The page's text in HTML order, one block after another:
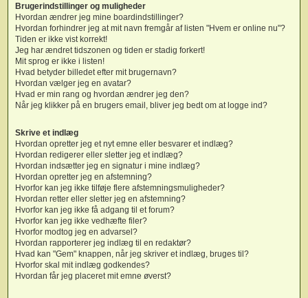
Brugerindstillinger og muligheder
Hvordan ændrer jeg mine boardindstillinger?
Hvordan forhindrer jeg at mit navn fremgår af listen "Hvem er online nu"?
Tiden er ikke vist korrekt!
Jeg har ændret tidszonen og tiden er stadig forkert!
Mit sprog er ikke i listen!
Hvad betyder billedet efter mit brugernavn?
Hvordan vælger jeg en avatar?
Hvad er min rang og hvordan ændrer jeg den?
Når jeg klikker på en brugers email, bliver jeg bedt om at logge ind?
Skrive et indlæg
Hvordan opretter jeg et nyt emne eller besvarer et indlæg?
Hvordan redigerer eller sletter jeg et indlæg?
Hvordan indsætter jeg en signatur i mine indlæg?
Hvordan opretter jeg en afstemning?
Hvorfor kan jeg ikke tilføje flere afstemningsmuligheder?
Hvordan retter eller sletter jeg en afstemning?
Hvorfor kan jeg ikke få adgang til et forum?
Hvorfor kan jeg ikke vedhæfte filer?
Hvorfor modtog jeg en advarsel?
Hvordan rapporterer jeg indlæg til en redaktør?
Hvad kan "Gem" knappen, når jeg skriver et indlæg, bruges til?
Hvorfor skal mit indlæg godkendes?
Hvordan får jeg placeret mit emne øverst?